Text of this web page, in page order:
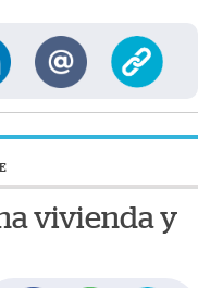
vivienda y